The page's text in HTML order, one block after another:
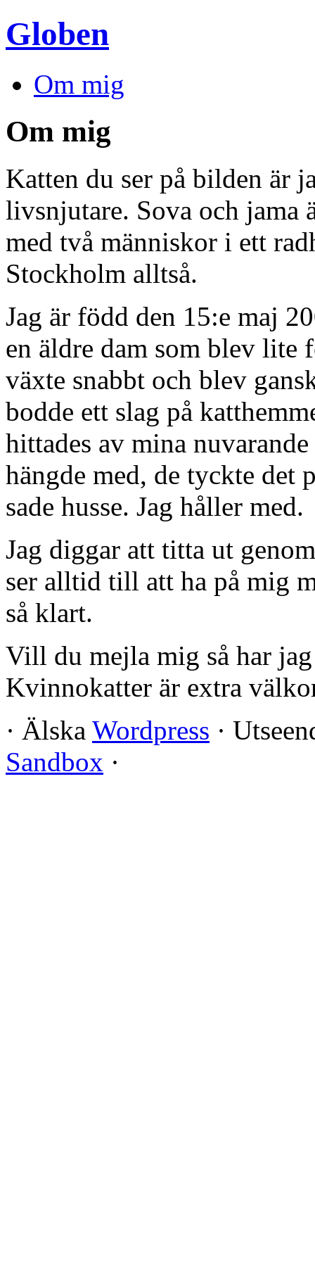
Globen
Om mig
Om mig
Katten du ser på bilden är
livsnjutare. Sova och jama
med två människor i ett
Stockholm alltså.
Jag är född den 15:e maj
en äldre dam som blev
växte snabbt och blev
bodde ett slag på
hittades av mina
hängde med, de tyckte det
sade husse. Jag håller med.
Jag diggar att titta ut
ser alltid till att ha på mig
så klart.
Vill du mejla mig så har
Kvinnokatter är extra
· Älska Wordpress ·
Sandbox ·